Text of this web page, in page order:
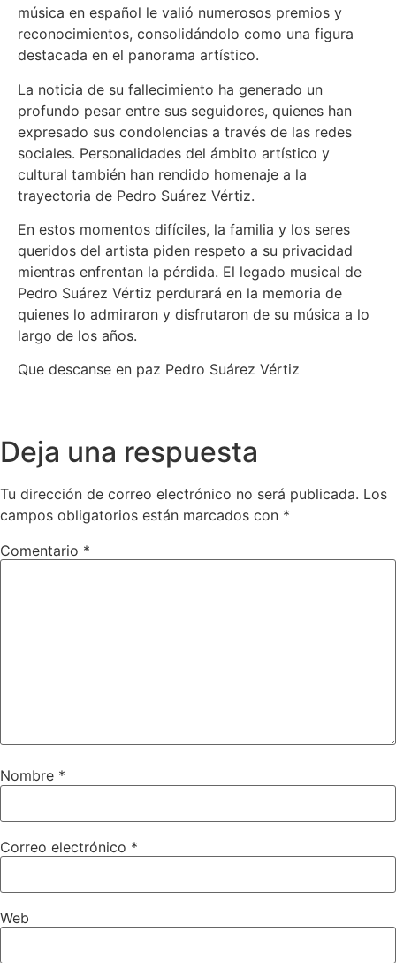
música en español le valió numerosos premios y
reconocimientos, consolidándolo como una figura
destacada en el panorama artístico.
La noticia de su fallecimiento ha generado un
profundo pesar entre sus seguidores, quienes han
expresado sus condolencias a través de las redes
sociales. Personalidades del ámbito artístico y
cultural también han rendido homenaje a la
trayectoria de Pedro Suárez Vértiz.
En estos momentos difíciles, la familia y los seres
queridos del artista piden respeto a su privacidad
mientras enfrentan la pérdida. El legado musical de
Pedro Suárez Vértiz perdurará en la memoria de
quienes lo admiraron y disfrutaron de su música a lo
largo de los años.
Que descanse en paz Pedro Suárez Vértiz
Deja una respuesta
Tu dirección de correo electrónico no será publicada. Los
campos obligatorios están marcados con *
Comentario *
Nombre *
Correo electrónico *
Web